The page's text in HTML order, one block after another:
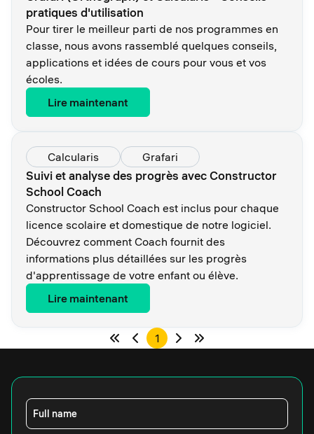
pratiques d'utilisation
Pour tirer le meilleur parti de nos programmes en
classe, nous avons rassemblé quelques conseils,
applications et idées de cours pour vous et vos
écoles.
Lire maintenant
Calcularis Grafari
Suivi et analyse des progrès avec Constructor
School Coach
Constructor School Coach est inclus pour chaque
licence scolaire et domestique de notre logiciel.
Découvrez comment Coach fournit des
informations plus détaillées sur les progrès
d'apprentissage de votre enfant ou élève.
Lire maintenant
1
Full name